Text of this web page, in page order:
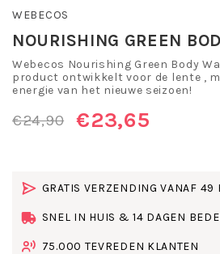
WEBECOS
NOURISHING GREEN
Webecos Nourishing Green Body
product ontwikkelt voor de lente ,
energie van het nieuwe seizoen!
€24,90 €23,65
GRATIS VERZENDING VANAF 49
SNEL IN HUIS & 14 DAGEN
75.000 TEVREDEN KLANTEN